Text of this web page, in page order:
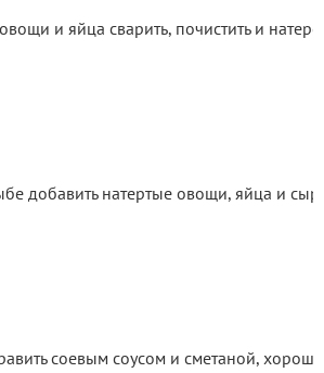
и яйца сварить, почистить и
добавить натертые овощи, яйца и
соевым соусом и сметаной,